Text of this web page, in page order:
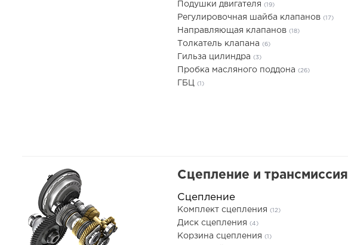
Подушки двигателя (19)
Регулировочная шайба клапанов (17)
Направляющая клапанов (18)
Толкатель клапана (6)
Гильза цилиндра (3)
Пробка масляного поддона (26)
ГБЦ (1)
Сцепление и трансмиссия
Сцепление
Комплект сцепления (12)
Диск сцепления (4)
Корзина сцепления (1)